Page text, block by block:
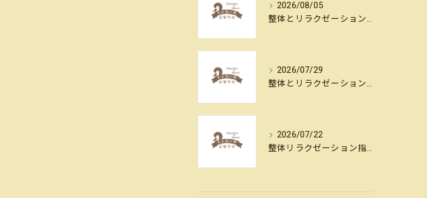
2026/08/05
整体とリラクゼーションでしなやかな体を作る毎日のセルフケア実践法
2026/07/29
整体とリラクゼーションがもたらすストレス軽減ワールドを徹底解説
2026/07/22
整体リラクゼーション指導でストレスを和らげる具体的な方法とセルフケアのポイント